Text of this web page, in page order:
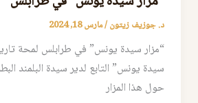
د. جوزيف زيتون/مارس 18, 2024
“مزار سيدة يونس” في طرابلس لمحة
سيدة يونس” التابع لدير سيدة البلمند
حول هذا المزار